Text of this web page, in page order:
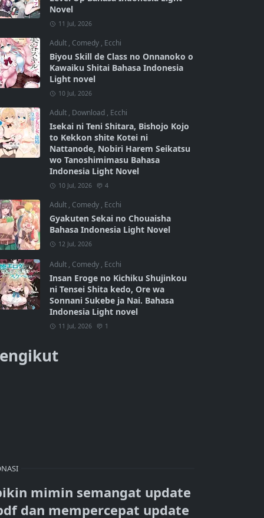
Novel
11 Jul, 2026
Adult , Comedy , Ecchi
Biyou Skill de Class no Onnanoko o
Kawaiku Shitai Bahasa Indonesia
Light novel
10 Jul, 2026
Adult , Download , Ecchi
Isekai ni Teni Shitara, Bishojo Kojo
to Kekkon shite Kotei ni
Nattanode, Nobiri Harem Seikatsu
wo Tanoshimimasu Bahasa
Indonesia Light Novel
10 Jul, 2026 4
Adult , Comedy , Ecchi
Gyakuten Sekai no Chouaisha
Bahasa Indonesia Light Novel
12 Jul, 2026
Adult , Comedy , Ecchi
Insan Eroge no Kichiku Shujinkou
ni Tensei Shita kedo, Ore wa
Sonnani Sukebe ja Nai. Bahasa
Indonesia Light novel
11 Jul, 2026 1
mimin semangat update
dan mempercepat update